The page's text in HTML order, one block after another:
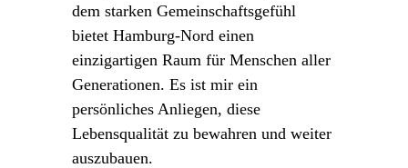
dem starken Gemeinschaftsgefühl
bietet Hamburg-Nord einen
einzigartigen Raum für Menschen aller
Generationen. Es ist mir ein
persönliches Anliegen, diese
Lebensqualität zu bewahren und weiter
auszubauen.